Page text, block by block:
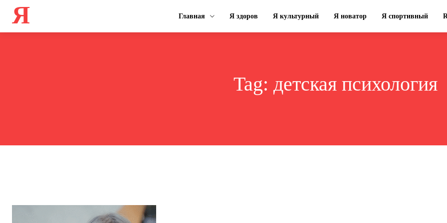
Я Главная Я здоров Я культурный Я новатор Я спортивный
Tag: детская психология